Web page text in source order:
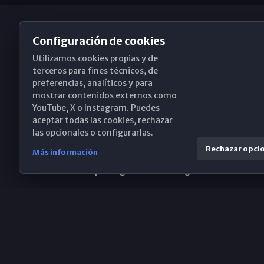
Obispado de Málaga
Santa María, 18-20. 29015 Málaga
(+34) 952 224 386
Configuración de cookies
Utilizamos cookies propias y de
terceros para fines técnicos, de
preferencias, analíticos y para
mostrar contenidos externos como
YouTube, X o Instagram. Puedes
aceptar todas las cookies, rechazar
las opcionales o configurarlas.
Más información Rechazar